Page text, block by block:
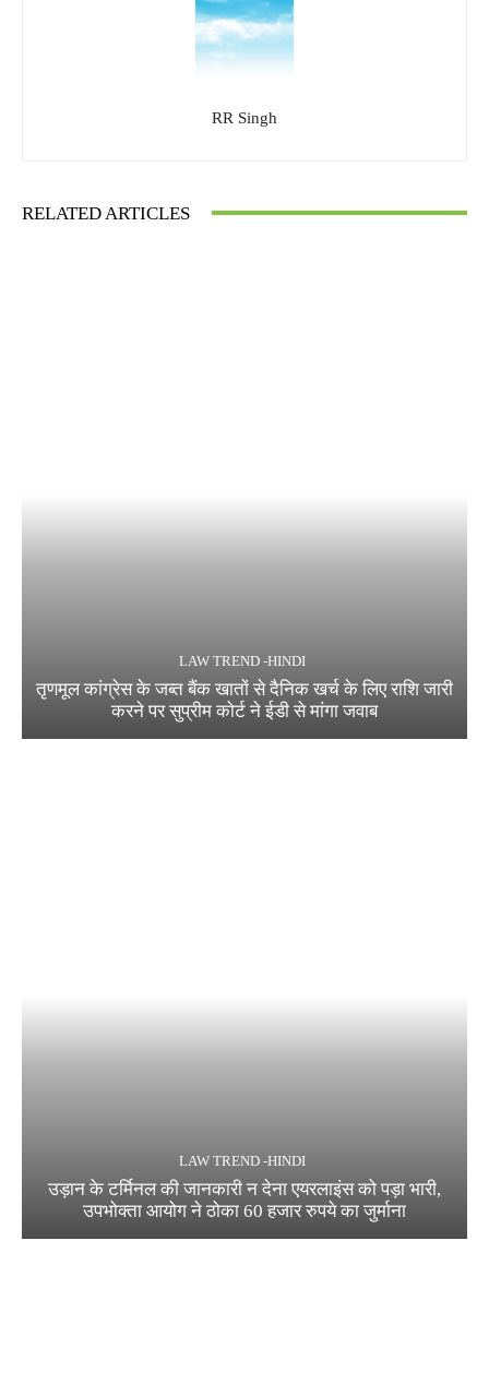
RR Singh
RELATED ARTICLES
LAW TREND -HINDI
तृणमूल कांग्रेस के जब्त बैंक खातों से दैनिक खर्च के लिए राशि जारी
करने पर सुप्रीम कोर्ट ने ईडी से मांगा जवाब
LAW TREND -HINDI
उड़ान के टर्मिनल की जानकारी न देना एयरलाइंस को पड़ा भारी,
उपभोक्ता आयोग ने ठोका 60 हजार रुपये का जुर्माना